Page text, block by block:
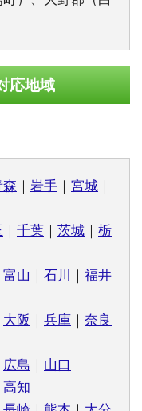
応地域
森 ｜ 岩手 ｜ 宮城 ｜
｜ 千葉 ｜ 茨城 ｜ 栃
富山 ｜ 石川 ｜ 福井
大阪 ｜ 兵庫 ｜ 奈良
広島 ｜ 山口
高知